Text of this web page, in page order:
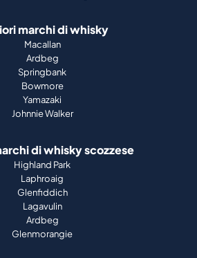
marchi di whisky
Macallan
Ardbeg
Springbank
Bowmore
Yamazaki
Johnnie Walker
di whisky scozzese
Highland Park
Laphroaig
Glenfiddich
Lagavulin
Ardbeg
Glenmorangie